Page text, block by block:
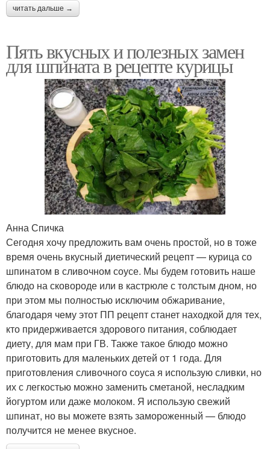
читать дальше →
Пять вкусных и полезных замен
для шпината в рецепте курицы
Анна Спичка
Сегодня хочу предложить вам очень простой, но в тоже
время очень вкусный диетический рецепт — курица со
шпинатом в сливочном соусе. Мы будем готовить наше
блюдо на сковороде или в кастрюле с толстым дном, но
при этом мы полностью исключим обжаривание,
благодаря чему этот ПП рецепт станет находкой для тех,
кто придерживается здорового питания, соблюдает
диету, для мам при ГВ. Также такое блюдо можно
приготовить для маленьких детей от 1 года. Для
приготовления сливочного соуса я использую сливки, но
их с легкостью можно заменить сметаной, несладким
йогуртом или даже молоком. Я использую свежий
шпинат, но вы можете взять замороженный — блюдо
получится не менее вкусное.